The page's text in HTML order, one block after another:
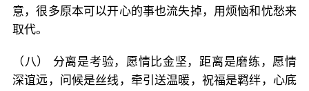
意，很多原本可以开心的事也流失掉，用烦恼和忧愁来
取代。
（八） 分离是考验，愿情比金坚，距离是磨练，愿情
深谊远，问候是丝线，牵引送温暖，祝福是羁绊，心底